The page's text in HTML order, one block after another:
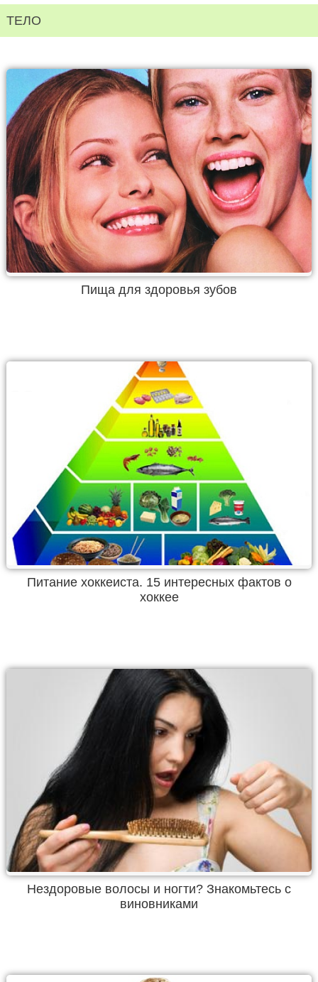
ТЕЛО
Пища для здоровья зубов
Питание хоккеиста. 15 интересных фактов о
хоккее
Нездоровые волосы и ногти? Знакомьтесь с
виновниками